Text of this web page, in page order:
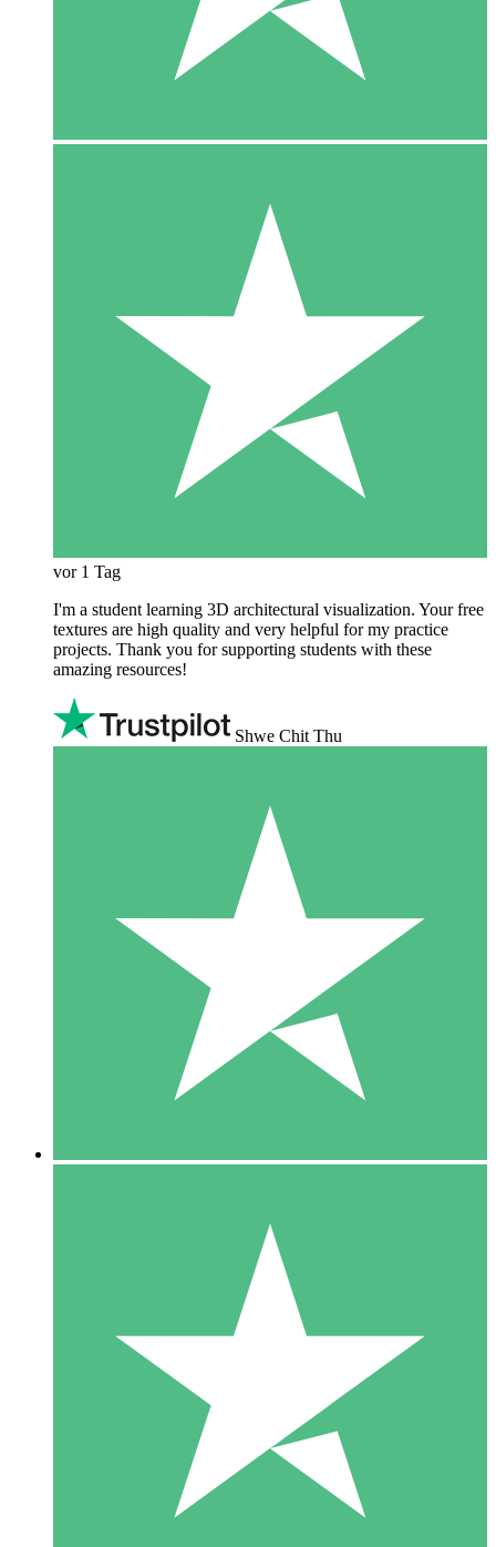
vor 1 Tag
I'm a student learning 3D architectural visualization. Your free
textures are high quality and very helpful for my practice
projects. Thank you for supporting students with these
amazing resources!
Shwe Chit Thu